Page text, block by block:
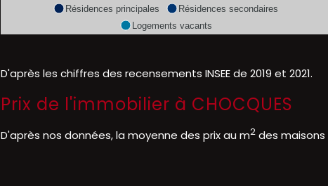
Résidences principales
Résidences secondaires
Logements vacants
D'après les chiffres des recensements INSEE de 2019 et 2021.
Prix de l'immobilier à CHOCQUES
D'après nos données, la moyenne des prix au m2 des